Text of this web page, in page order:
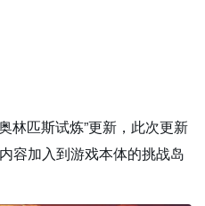
林匹斯试炼”更新，此次更新
容加入到游戏本体的挑战岛